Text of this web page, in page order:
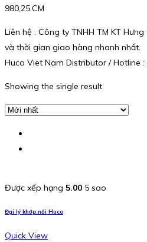
980,25.CM
Liên hệ : Công ty TNHH TM KT
và thời gian giao hàng nhanh nhất.
Huco Viet Nam Distributor / Hotline :
Showing the single result
Được xếp hạng 5.00 5 sao
Đại lý khớp nối Huco
Quick View